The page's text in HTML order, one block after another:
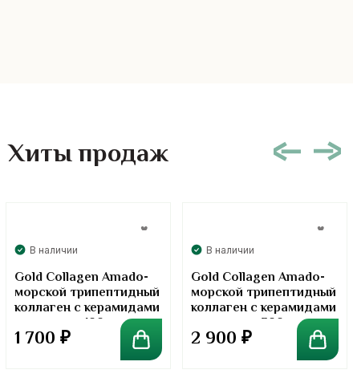
Хиты продаж
В наличии
Gold Collagen Amado-
морской трипептидный
коллаген с керамидами
в порошке. 100 грамм
1 700 ₽
В наличии
Gold Collagen Amado-
морской трипептидный
коллаген с керамидами
в порошке. 300 грамм
2 900 ₽